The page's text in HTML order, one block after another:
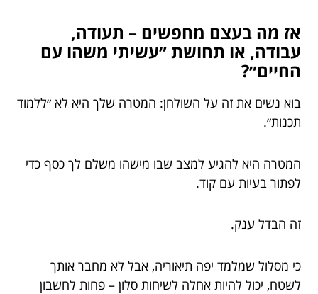
אז מה בעצם מחפשים – תעודה,
עבודה, או תחושת ״עשיתי משהו עם
החיים״?
בוא נשים את זה על השולחן: המטרה שלך היא לא ״ללמוד
תכנות״.
המטרה היא להגיע למצב שבו מישהו משלם לך כסף כדי
לפתור בעיות עם קוד.
זה הבדל ענק.
כי מסלול שמלמד יפה תיאוריה, אבל לא מחבר אותך
לשטח, יכול להיות אחלה לשיחות סלון – פחות לחשבון